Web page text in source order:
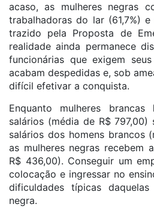
acaso, as mulheres negras
trabalhadoras do lar (61,7%)
trazido pela Proposta de
realidade ainda permanece
funcionárias que exigem
acabam despedidas e, sob
difícil efetivar a conquista.
Enquanto mulheres
salários (média de R$ 797,00)
salários dos homens brancos
as mulheres negras recebem
R$ 436,00). Conseguir um
colocação e ingressar no
dificuldades típicas
negra.